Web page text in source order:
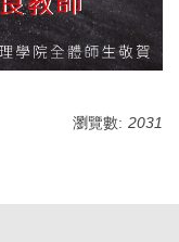
瀏覽數: 2031